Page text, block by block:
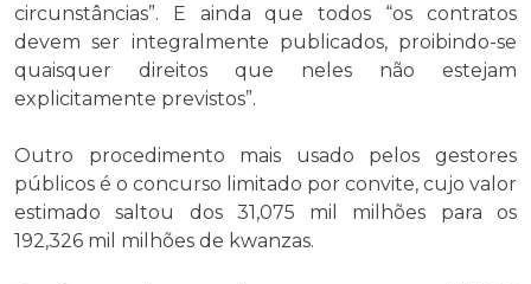
circunstâncias”. E ainda que todos “os contratos
devem ser integralmente publicados, proibindo-se
quaisquer direitos que neles não estejam
explicitamente previstos”.
Outro procedimento mais usado pelos gestores
públicos é o concurso limitado por convite, cujo valor
estimado saltou dos 31,075 mil milhões para os
192,326 mil milhões de kwanzas.